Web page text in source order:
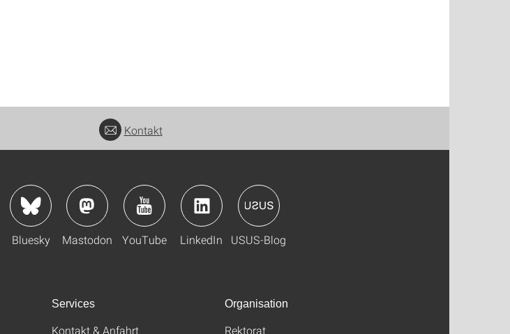
Kontakt
Bluesky Mastodon YouTube LinkedIn USUS-Blog
Services
Kontakt & Anfahrt
Organisation
Rektorat